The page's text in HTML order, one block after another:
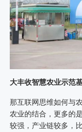
大丰收智慧农业示范
那互联网思维如何与
农业的结合，更多的
较强，产业链较多，